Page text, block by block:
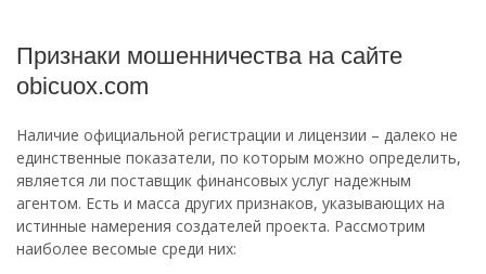
Признаки мошенничества на сайте
obicuox.com
Наличие официальной регистрации и лицензии – далеко не
единственные показатели, по которым можно определить,
является ли поставщик финансовых услуг надежным
агентом. Есть и масса других признаков, указывающих на
истинные намерения создателей проекта. Рассмотрим
наиболее весомые среди них: